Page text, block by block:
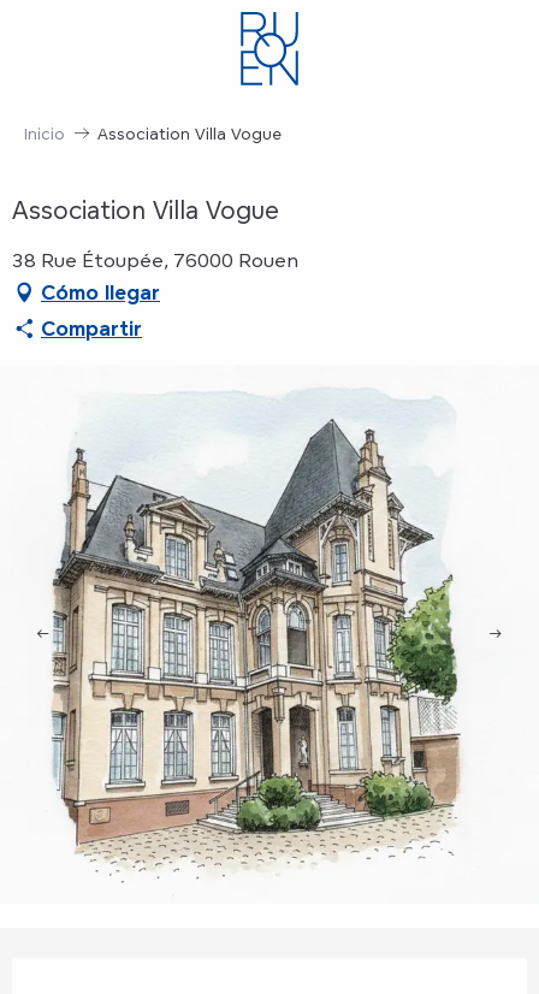
Inicio Association Villa Vogue
Association Villa Vogue
38 Rue Étoupée, 76000 Rouen
Cómo llegar
Compartir